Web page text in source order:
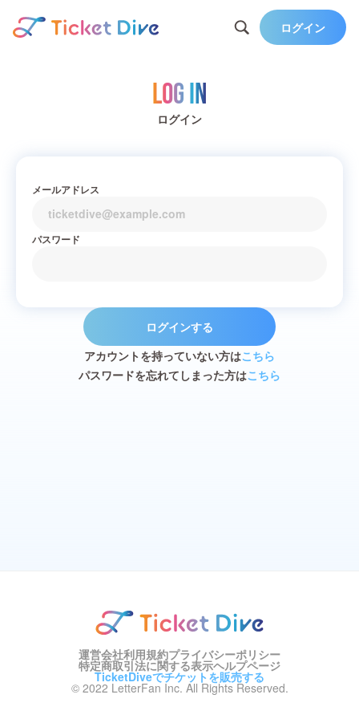
ログイン
Log in
ログイン
メールアドレス
パスワード
ログインする
アカウントを持っていない方はこちら
パスワードを忘れてしまった方はこちら
運営会社利用規約プライバシーポリシー
特定商取引法に関する表示ヘルプページ
TicketDiveでチケットを販売する
© 2022 LetterFan Inc. All Rights Reserved.